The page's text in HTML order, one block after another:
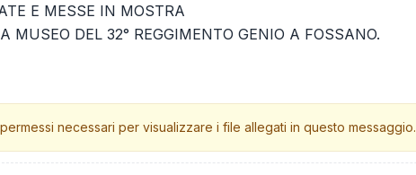
E MESSE IN MOSTRA
MUSEO DEL 32° REGGIMENTO GENIO A FOSSANO.
necessari per visualizzare i file allegati in questo messaggio.